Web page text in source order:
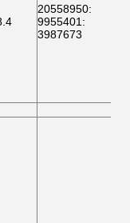
20558950:
9955401 :
3987673